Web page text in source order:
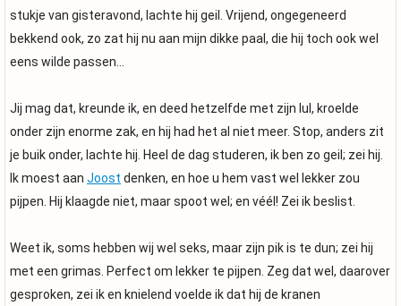
stukje van gisteravond, lachte hij geil. Vrijend, ongegeneerd
bekkend ook, zo zat hij nu aan mijn dikke paal, die hij toch ook wel
eens wilde passen…
Jij mag dat, kreunde ik, en deed hetzelfde met zijn lul, kroelde
onder zijn enorme zak, en hij had het al niet meer. Stop, anders zit
je buik onder, lachte hij. Heel de dag studeren, ik ben zo geil; zei hij.
Ik moest aan Joost denken, en hoe u hem vast wel lekker zou
pijpen. Hij klaagde niet, maar spoot wel; en véél! Zei ik beslist.
Weet ik, soms hebben wij wel seks, maar zijn pik is te dun; zei hij
met een grimas. Perfect om lekker te pijpen. Zeg dat wel, daarover
gesproken, zei ik en knielend voelde ik dat hij de kranen